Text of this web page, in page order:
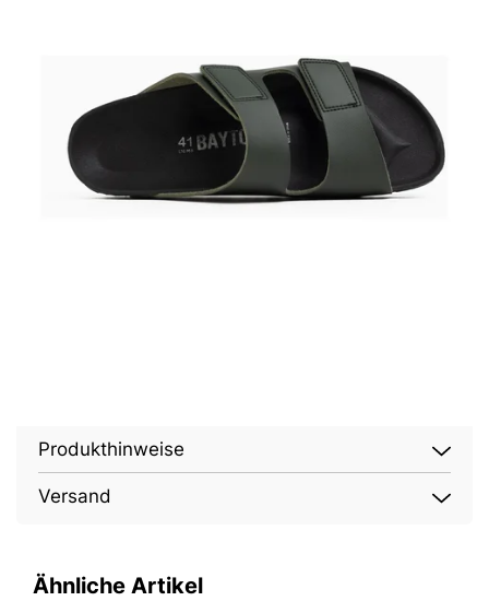
Produkthinweise
Versand
Ähnliche Artikel